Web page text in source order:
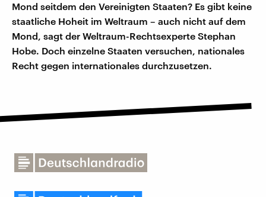
Mond seitdem den Vereinigten Staaten? Es gibt keine
staatliche Hoheit im Weltraum – auch nicht auf dem
Mond, sagt der Weltraum-Rechtsexperte Stephan
Hobe. Doch einzelne Staaten versuchen, nationales
Recht gegen internationales durchzusetzen.